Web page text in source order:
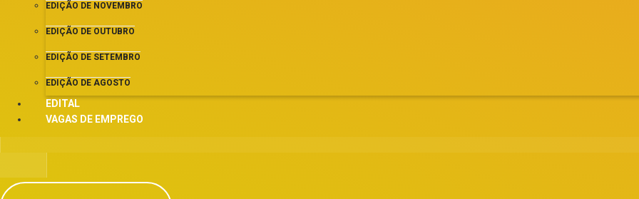
EDIÇÃO DE NOVEMBRO
EDIÇÃO DE OUTUBRO
EDIÇÃO DE SETEMBRO
EDIÇÃO DE AGOSTO
EDITAL
VAGAS DE EMPREGO